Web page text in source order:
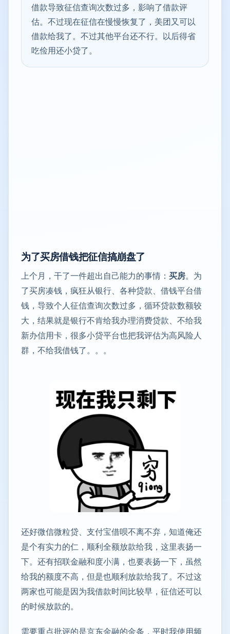
借款导致征信查询次数过多，影响了借款评
估。不过现在征信在慢慢恢复了，美团又可以
借款给我了。不过其他平台还不行。以后得省
吃俭用还小贷了。
为了买房借钱把征信搞崩盘了
上个月，干了一件超出自己能力的事情： 买房。为
了买房凑钱，疯狂从银行、各种贷款、借钱平台借
钱，导致个人征信查询次数过多，循环贷款数额较
大，结果就是银行不肯给我办理消费贷款、不给我
新办信用卡，很多小贷平台也把我评估为高风险人
群，不给我借钱了。。。
还好微信微粒贷、支付宝借呗不离不弃，知道俺还
是个有实力的仁，顺利全额放款给我，这里表扬一
下。还有招联金融和度小满，也要表扬一下，虽然
给我的额度不高，但是也顺利放款给我了。不过这
两家也可能是因为我借款时间比较早，征信还可以
的时候放款的。
需要重点批评的是京东金融的金条，平时我使用频